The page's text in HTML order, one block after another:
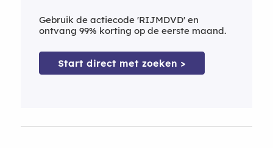
Gebruik de actiecode 'RIJMDVD' en
ontvang 99% korting op de eerste maand.
Start direct met zoeken >